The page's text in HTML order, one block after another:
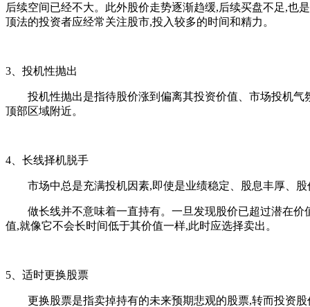
后续空间已经不大。此外股价走势逐渐趋缓,后续买盘不足,也
顶法的投资者应经常关注股市,投入较多的时间和精力。
3、投机性抛出
投机性抛出是指待股价涨到偏离其投资价值、市场投机气
顶部区域附近。
4、长线择机脱手
市场中总是充满投机因素,即使是业绩稳定、股息丰厚、股
做长线并不意味着一直持有。一旦发现股价已超过潜在价
值,就像它不会长时间低于其价值一样,此时应选择卖出。
5、适时更换股票
更换股票是指卖掉持有的未来预期悲观的股票,转而投资股